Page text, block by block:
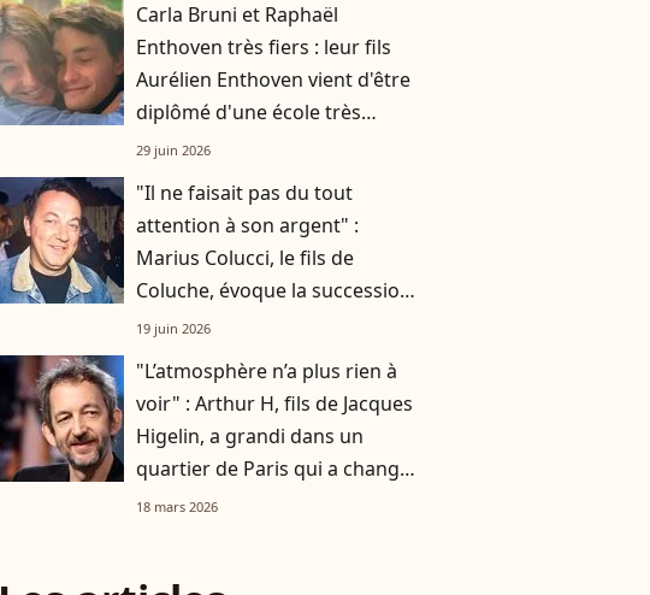
Carla Bruni et Raphaël
Enthoven très fiers : leur fils
Aurélien Enthoven vient d'être
diplômé d'une école très
prestigieuse
29 juin 2026
"Il ne faisait pas du tout
attention à son argent" :
Marius Colucci, le fils de
Coluche, évoque la succession
mouvementée de son père
19 juin 2026
"L’atmosphère n’a plus rien à
voir" : Arthur H, fils de Jacques
Higelin, a grandi dans un
quartier de Paris qui a changé
du tout au tout
18 mars 2026